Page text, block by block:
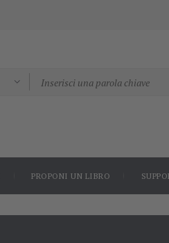
PROPONI UN LIBRO